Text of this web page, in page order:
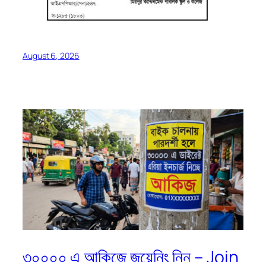
August 6, 2026
৩০০০০ এ আকিজে জয়েনিং নিন – Join